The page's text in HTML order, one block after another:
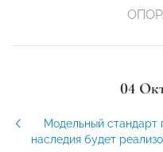
04
Модельный стандарт
наследия будет